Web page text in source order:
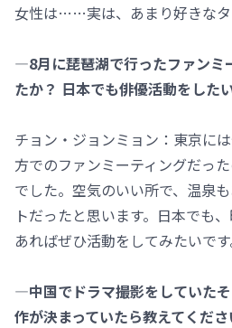
女性は……実は、あまり好きな
―8月に琵琶湖で行ったファンミ
たか？ 日本でも俳優活動をした
チョン・ジョンミョン：東京に
方でのファンミーティングだっ
でした。空気のいい所で、温泉
トだったと思います。日本でも
あればぜひ活動をしてみたいです
―中国でドラマ撮影をしていた
作が決まっていたら教えてくださ